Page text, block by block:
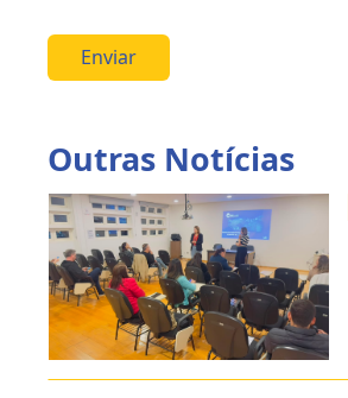
Enviar
Outras Notícias